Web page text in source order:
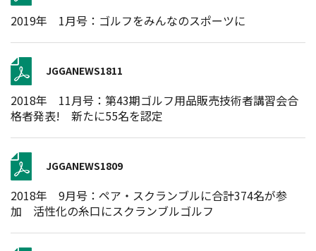
2019年 1月号：ゴルフをみんなのスポーツに
JGGANEWS1811
2018年 11月号：第43期ゴルフ用品販売技術者講習会合
格者発表! 新たに55名を認定
JGGANEWS1809
2018年 9月号：ペア・スクランブルに合計374名が参
加 活性化の糸口にスクランブルゴルフ